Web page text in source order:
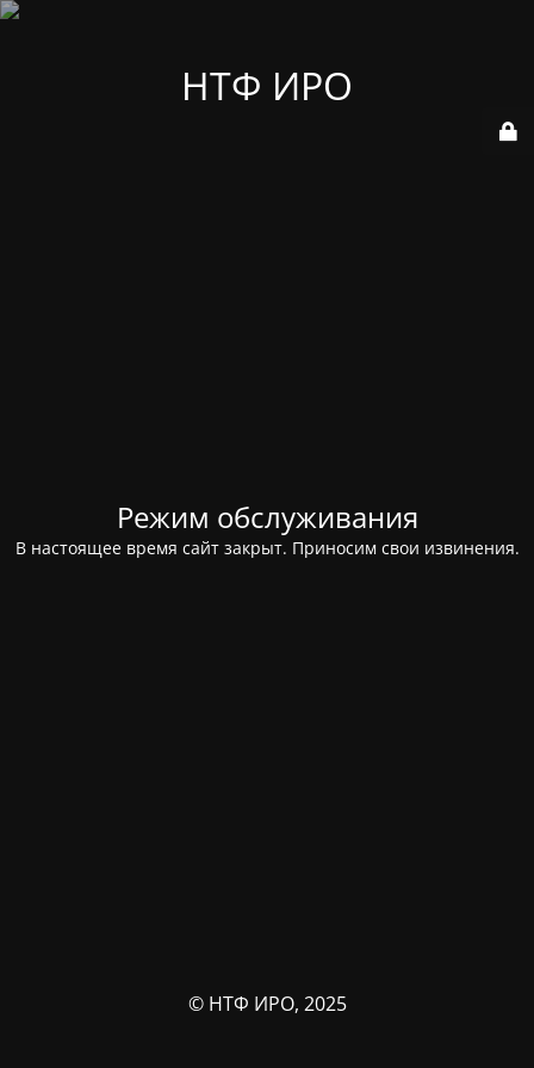
НТФ ИРО
Режим обслуживания
В настоящее время сайт закрыт. Приносим свои извинения.
© НТФ ИРО, 2025